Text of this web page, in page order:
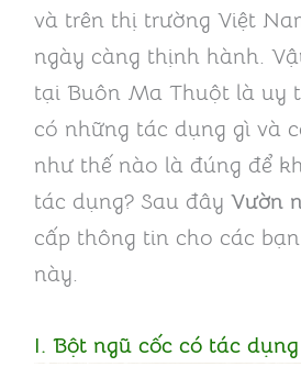
và trên thị trường Việt
ngày càng thịnh hành.
tại Buôn Ma Thuột là uy
có những tác dụng gì và
như thế nào là đúng để
tác dụng? Sau đây Vườn
cấp thông tin cho các
này.
I. Bột ngũ cốc có tác